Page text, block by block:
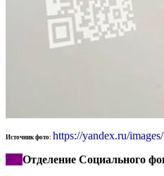
Источник фото: https://yandex.ru/images/
Отделение Социального